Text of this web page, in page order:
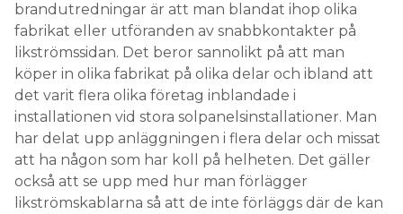
brandutredningar är att man blandat ihop olika
fabrikat eller utföranden av snabbkontakter på
likströmssidan. Det beror sannolikt på att man
köper in olika fabrikat på olika delar och ibland att
det varit flera olika företag inblandade i
installationen vid stora solpanelsinstallationer. Man
har delat upp anläggningen i flera delar och missat
att ha någon som har koll på helheten. Det gäller
också att se upp med hur man förlägger
likströmskablarna så att de inte förläggs där de kan